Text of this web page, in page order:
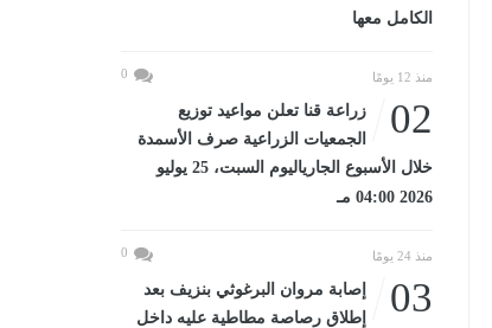
الكامل معها
منذ 12 يومًا 0
02
زراعة قنا تعلن مواعيد توزيع
الجمعيات الزراعية صرف الأسمدة
خلال الأسبوع الجارياليوم السبت، 25 يوليو
2026 04:00 مـ
منذ 24 يومًا 0
03
إصابة مروان البرغوثي بنزيف بعد
إطلاق رصاصة مطاطية عليه داخل